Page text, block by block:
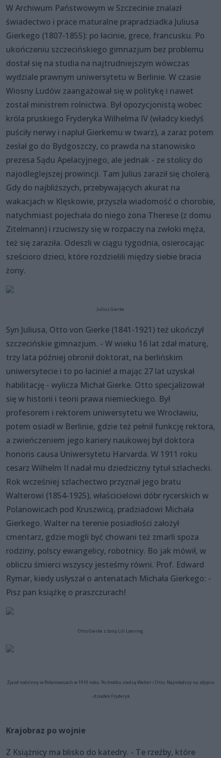
W Archiwum Państwowym w Szczecinie znalazł
świadectwo i prace maturalne prapradziadka Juliusa
Gierkego (1807-1855): po łacinie, grece, francusku. Po
ukończeniu szczecińskiego gimnazjum bez problemu
dostał się na studia na najtrudniejszym wówczas
wydziale prawnym uniwersytetu w Berlinie. W czasie
Wiosny Ludów zaangażował się w politykę i nawet
został ministrem rolnictwa. Był opozycjonistą wobec
króla pruskiego Fryderyka Wilhelma IV (władcy kiedyś
puściły nerwy i napluł Gierkemu w twarz), a zaraz potem
zesłał go do Bydgoszczy, co prawda na stanowisko
prezesa Sądu Apelacyjnego, ale jednak - ze stolicy do
najodleglejszej prowincji. Tam Julius zaraził się cholerą.
Gdy do najbliższych, przebywających akurat na
wakacjach w Klęskowie, przyszła wiadomość o chorobie,
natychmiast pojechała do niego żona Therese (z domu
Zitelmann) i rzuciwszy się w rozpaczy na zwłoki męża,
też się zaraziła. Odeszli w ciągu tygodnia, osierocając
sześcioro dzieci, które rozdzielili między siebie bracia
żony.
Julius Gierke
Syn Juliusa, Otto von Gierke (1841-1921) też ukończył
szczecińskie gimnazjum. - W wieku 16 lat zdał maturę,
trzy lata później obronił doktorat, na berlińskim
uniwersytecie i to po łacinie! a mając 27 lat uzyskał
habilitację - wylicza Michał Gierke. Otto specjalizował
się w historii i teorii prawa niemieckiego. Był
profesorem i rektorem uniwersytetu we Wrocławiu,
potem osiadł w Berlinie, gdzie też pełnił funkcję rektora,
a zwieńczeniem jego kariery naukowej był doktora
honoris causa Uniwersytetu Harvarda. W 1911 roku
cesarz Wilhelm II nadał mu dziedziczny tytuł szlachecki.
Rok wcześniej szlachectwo przyznał jego bratu
Walterowi (1854-1925), właścicielowi dóbr rycerskich w
Polanowicach pod Kruszwicą, pradziadowi Michała
Gierkego. Walter na terenie posiadłości założył
cmentarz, gdzie mogli być chowani też zmarli spoza
rodziny, polscy ewangelicy, robotnicy. Bo jak mówił, w
obliczu śmierci wszyscy jesteśmy równi. Prof. Edward
Rymar, kiedy usłyszał o antenatach Michała Gierkego: -
Pisz pan książkę o praszczurach!
Otto Gierke z żoną Lili Loening
Zjazd rodzinny w Polanowicach w 1910 roku. Po środku siedzą Walter i Otto. Najmłodszy na zdjęciu
- dziadek Fryderyk
Krajobraz po wojnie
Z Książnicy ma blisko do katedry. - Te rzeźby, które